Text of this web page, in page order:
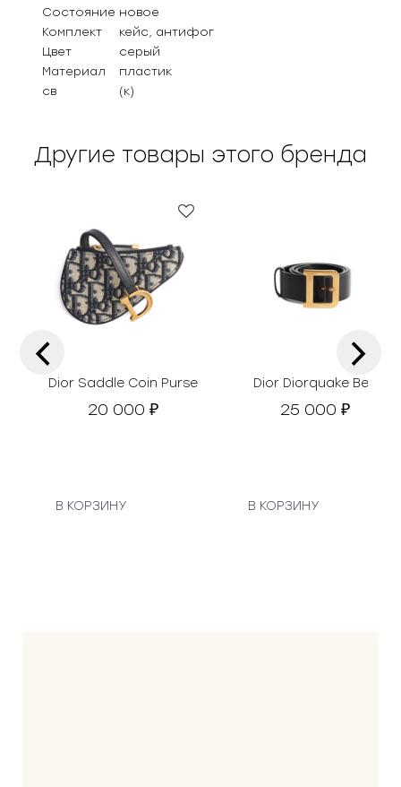
Состояние новое
Комплект
кейс, антифог
Цвет
серый
Материал
пластик
св
(к)
Другие товары этого бренда
Dior Saddle Coin Purse
20 000 ₽
В КОРЗИНУ
Dior Diorquake Belt
25 000₽
В КОРЗИНУ
‹ ›